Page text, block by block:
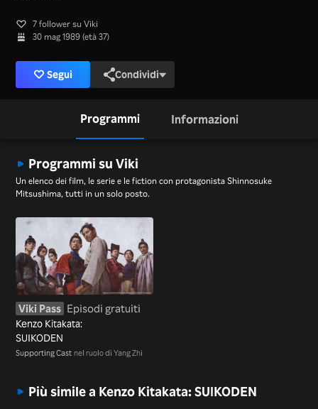
7 follower su Viki
30 mag 1989 (età 37)
Segui Condividi
Programmi Informazioni
Programmi su Viki
Un elenco dei film, le serie e le fiction con protagonista Shinnosuke
Mitsushima, tutti in un solo posto.
Viki Pass Episodi gratuiti
Kenzo Kitakata:
SUIKODEN
Supporting Cast nel ruolo di Yang Zhi
Più simile a Kenzo Kitakata: SUIKODEN